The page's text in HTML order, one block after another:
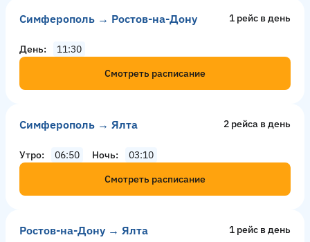
Симферополь → Ростов-на-Дону 1 рейс в день
День
11:30
Смотреть расписание
Симферополь → Ялта 2 рейсa в день
Утро 06:50 Ночь
03:10
Смотреть расписание
Ростов-на-Дону → Ялта 1 рейс в день